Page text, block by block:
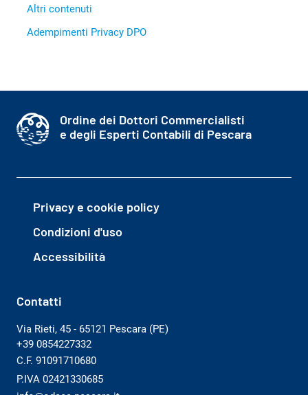
Altri contenuti
Adempimenti Privacy DPO
Ordine dei Dottori Commercialisti
e degli Esperti Contabili di Pescara
Privacy e cookie policy
Condizioni d'uso
Accessibilità
Contatti
Via Rieti, 45 - 65121 Pescara (PE)
+39 0854227332
C.F. 91091710680
P.IVA 02421330685